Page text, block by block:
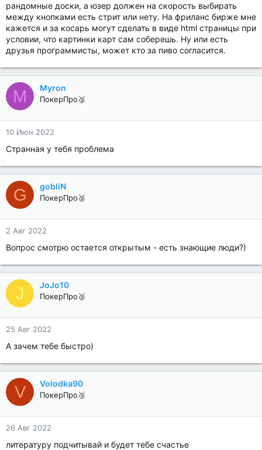
рандомные доски, а юзер должен на скорость выбирать
между кнопками есть стрит или нету. На фриланс бирже мне
кажется и за косарь могут сделать в виде html страницы при
условии, что картинки карт сам соберешь. Ну или есть
друзья программисты, может кто за пиво согласится.
M Myron
ПокерПро🥈
10 Июн 2022
Странная у тебя проблема
G gobliN
ПокерПро🥈
2 Авг 2022
Вопрос смотрю остается открытым - есть знающие люди?)
J JoJo10
ПокерПро🥈
25 Авг 2022
А зачем тебе быстро)
V Volodka90
ПокерПро🥉
26 Авг 2022
литературу подчитывай и будет тебе счастье